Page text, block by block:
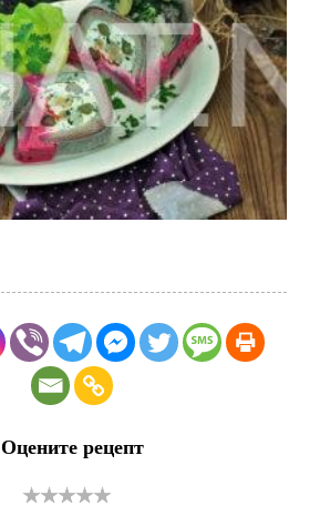
Оцените рецепт